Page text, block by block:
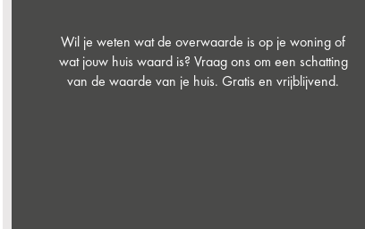
Wil je weten wat de overwaarde is op je woning of
wat jouw huis waard is? Vraag ons om een schatting
van de waarde van je huis. Gratis en vrijblijvend.